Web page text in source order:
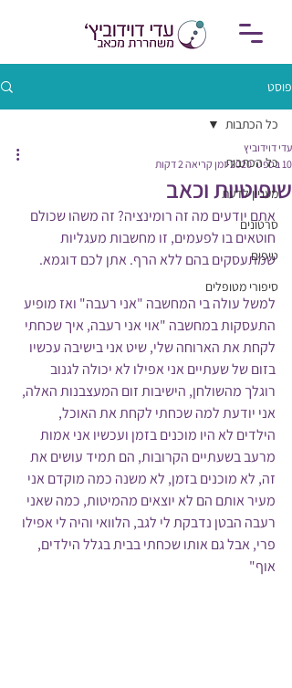
פוסט
כל הכתבות
מעניין לדעת
סרטונים
טיפים
סיפורי מטופלים
כל הכתבות
שיפוטיות וכאב
עדי דוידוביץ
10 בספט׳ 2020
זמן קריאה 2 דקות
אתם יודעים מה זה רומינציה? זה משהו שכולם
חוטאים בו לפעמים, זו מחשבות מעגליות
שמתעסקים בהם ללא הרף. אתן לכם דוגמא.
למשל עולה בי המחשבה "אני רעבה" ואז מופיע
התעסקות במחשבה "אוי אני רעבה, איך שכחתי
לקחת את הארוחה שלי, שיט אני בישיבה עכשיו
בזום של שעתיים אני אפילו לא יכולה לגנוב
רוגלך מהשולחן, הישיבות זום המעצבנות האלה,
אני יודעת למה שכחתי לקחת את האוכל,
הילדים לא היו מוכנים בזמן ועכשיו אני אמות
מרעב בשעתיים הקרובות, הם תמיד עושים את
זה, לא מוכנים בזמן, לא משנה כמה מוקדם אני
מעיר אותם הם לא יוצאים מהמיטות, כמה שאני
רעבה הבטן נדבקת לי לגב, הלוואי והיה לי אפילו
פרי, אבל גם אותו שכחתי בבית בגלל הילדים,
אוף"